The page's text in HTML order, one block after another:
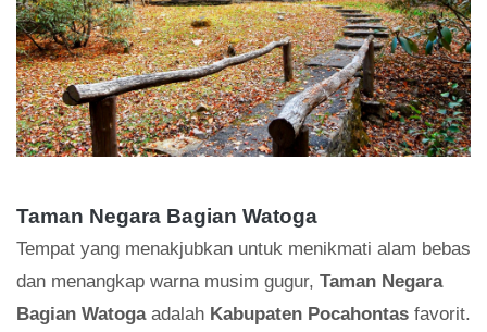
Taman Negara Bagian Watoga
Tempat yang menakjubkan untuk menikmati alam bebas
dan menangkap warna musim gugur, Taman Negara
Bagian Watoga adalah Kabupaten Pocahontas favorit.